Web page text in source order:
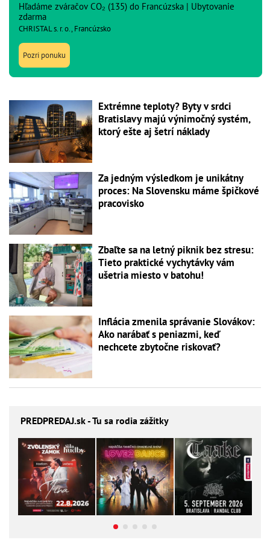
Hľadáme zváračov CO₂ (135) do Francúzska | Ubytovanie
zdarma
CHRISTAL s. r. o., Francúzsko
Pozri ponuku
Extrémne teploty? Byty v srdci
Bratislavy majú výnimočný systém,
ktorý ešte aj šetrí náklady
Za jedným výsledkom je unikátny
proces: Na Slovensku máme špičkové
pracovisko
Zbaľte sa na letný piknik bez stresu:
Tieto praktické vychytávky vám
ušetria miesto v batohu!
Inflácia zmenila správanie Slovákov:
Ako narábať s peniazmi, keď
nechcete zbytočne riskovať?
PREDPREDAJ.sk - Tu sa rodia zážitky